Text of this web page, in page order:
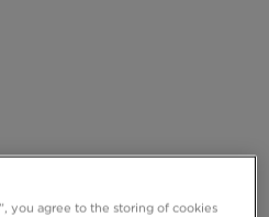
you agree to the storing of cookies